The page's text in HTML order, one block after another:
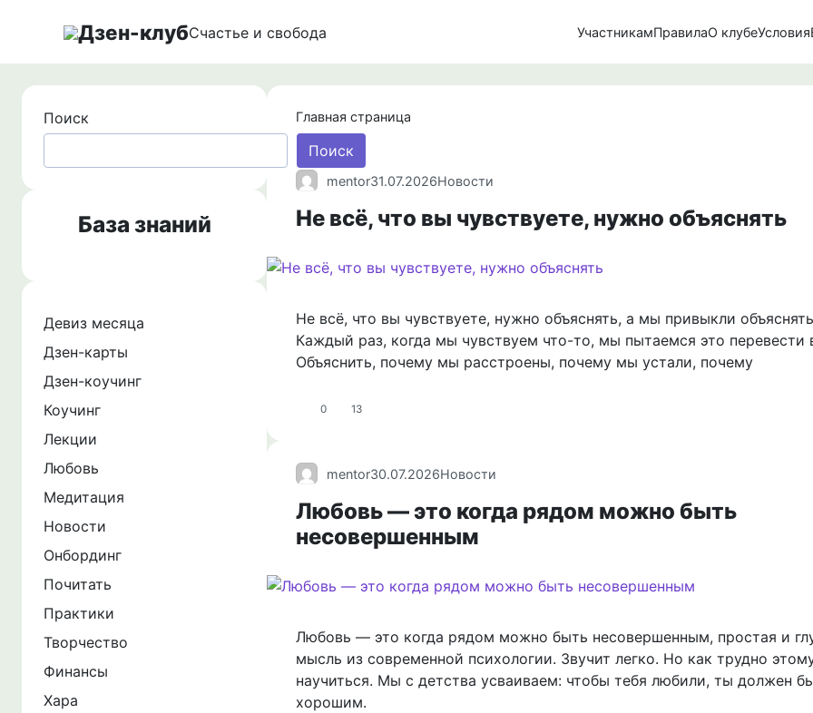
Дзен-клубСчастье и свобода УчастникамПравилаО клубеУсловия
Главная страница
mentor31.07.2026Новости
Не всё, что вы чувствуете, нужно объяснять
Не всё, что вы чувствуете, нужно объяснять, а мы привыкли
Каждый раз, когда мы чувствуем что-то, мы пытаемся это перевести
Объяснить, почему мы расстроены, почему мы устали, почему
0 13
mentor30.07.2026Новости
Любовь — это когда рядом можно быть
несовершенным
Любовь — это когда рядом можно быть несовершенным, простая и
мысль из современной психологии. Звучит легко. Но как трудно
научиться. Мы с детства усваиваем: чтобы тебя любили, ты должен
хорошим.
Поиск
Поиск
База знаний
Девиз месяца
Дзен-карты
Дзен-коучинг
Коучинг
Лекции
Любовь
Медитация
Новости
Онбординг
Почитать
Практики
Творчество
Финансы
Хара